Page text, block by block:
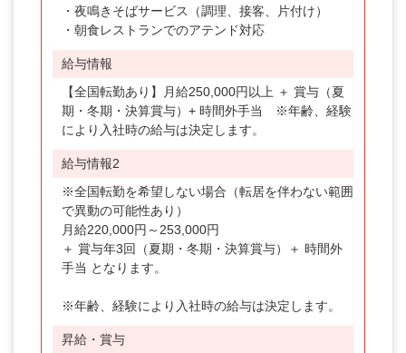
・夜鳴きそばサービス（調理、接客、片付け）
・朝食レストランでのアテンド対応
給与情報
【全国転勤あり】月給250,000円以上 ＋ 賞与（夏
期・冬期・決算賞与）+ 時間外手当 ※年齢、経験
により入社時の給与は決定します。
給与情報2
※全国転勤を希望しない場合（転居を伴わない範囲
で異動の可能性あり）
月給220,000円～253,000円
＋ 賞与年3回（夏期・冬期・決算賞与）＋ 時間外
手当 となります。
※年齢、経験により入社時の給与は決定します。
昇給・賞与